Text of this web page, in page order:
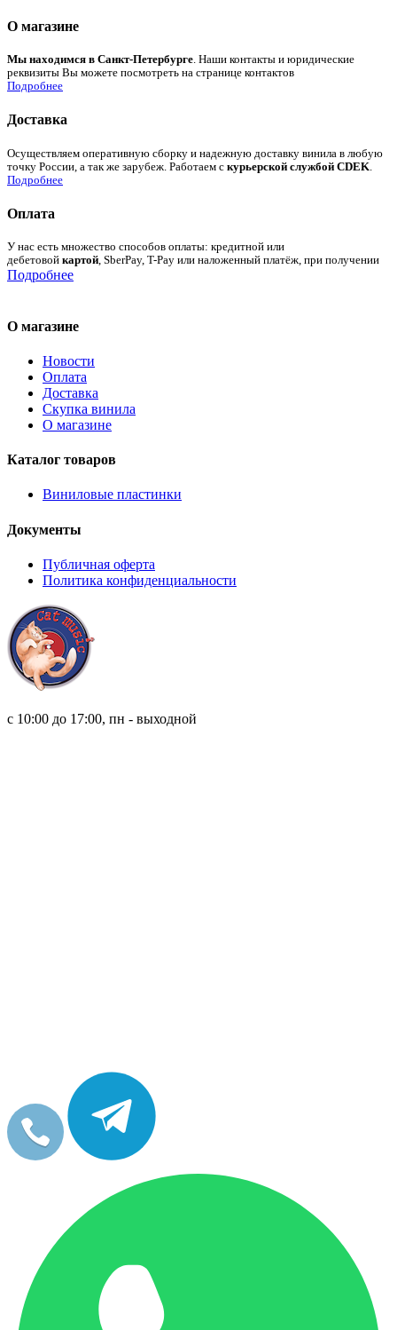
О магазине
Мы находимся в Санкт-Петербурге. Наши контакты и юридические
реквизиты Вы можете посмотреть на странице контактов
Подробнее
Доставка
Осуществляем оперативную сборку и надежную доставку винила в любую
точку России, а так же зарубеж. Работаем с курьерской службой CDEK
Подробнее
Оплата
У нас есть множество способов оплаты: кредитной или
дебетовой картой, SberPay, T-Pay или наложенный платёж, при получении
Подробнее
О магазине
Новости
Оплата
Доставка
Скупка винила
О магазине
Каталог товаров
Виниловые пластинки
Документы
Публичная оферта
Политика конфиденциальности
с 10:00 до 17:00, пн - выходной